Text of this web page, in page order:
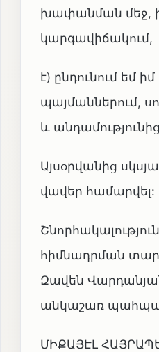
խափանման մեջ,
կարգավիճակում,
է) ընդունում եմ
պայմաններում,
և
Այսօրվանից
վավեր համարվել:
հիմնադրման
Զավեն
անկաշառ
ՄԻՔԱՅԷԼ